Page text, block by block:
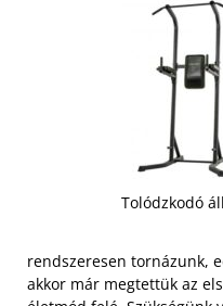
Tolódzkodó
rendszeresen tornázunk,
akkor már megtettük az